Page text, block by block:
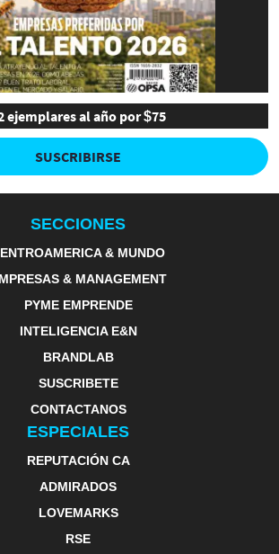
ejemplares al año por $75
SUSCRIBIRSE
SECCIONES
& MUNDO
& MANAGEMENT
PYME EMPRENDE
INTELIGENCIA E&N
BRANDLAB
SUSCRIBETE
CONTACTANOS
ESPECIALES
REPUTACIÓN CA
ADMIRADOS
LOVEMARKS
RSE